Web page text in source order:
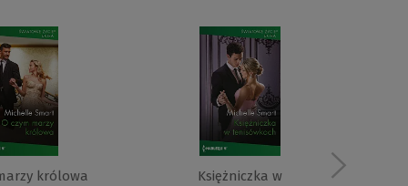
królowa
Księżniczka w